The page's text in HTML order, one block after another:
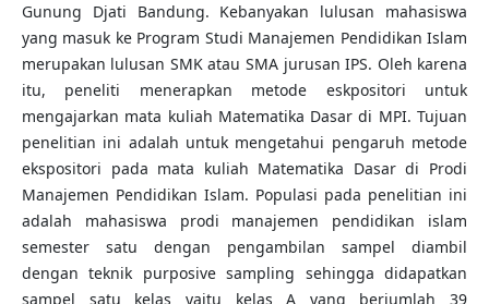
Gunung Djati Bandung. Kebanyakan lulusan mahasiswa
yang masuk ke Program Studi Manajemen Pendidikan Islam
merupakan lulusan SMK atau SMA jurusan IPS. Oleh karena
itu, peneliti menerapkan metode eskpositori untuk
mengajarkan mata kuliah Matematika Dasar di MPI. Tujuan
penelitian ini adalah untuk mengetahui pengaruh metode
ekspositori pada mata kuliah Matematika Dasar di Prodi
Manajemen Pendidikan Islam. Populasi pada penelitian ini
adalah mahasiswa prodi manajemen pendidikan islam
semester satu dengan pengambilan sampel diambil
dengan teknik purposive sampling sehingga didapatkan
sampel satu kelas yaitu kelas A yang berjumlah 39